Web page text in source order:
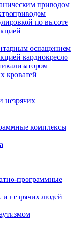
приводом
по высоте
оснащением
кардиокресло
кроватей
незрячих
комплексы
программные
незрячих людей